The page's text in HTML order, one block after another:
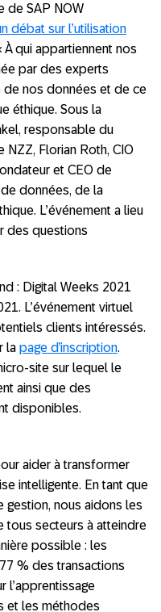
de SAP NOW
débat sur l’utilisation
À qui appartiennent nos
par des experts
de nos données et de ce
éthique. Sous la
responsable du
NZZ, Florian Roth, CIO
et CEO de
données, de la
L’événement a lieu
des questions
: Digital Weeks 2021
L’événement virtuel
clients intéressés.
la page d’inscription.
site sur lequel le
ainsi que des
disponibles.
aider à transformer
intelligente. En tant que
gestion, nous aidons les
tous secteurs à atteindre
possible : les
% des transactions
l’apprentissage
et les méthodes